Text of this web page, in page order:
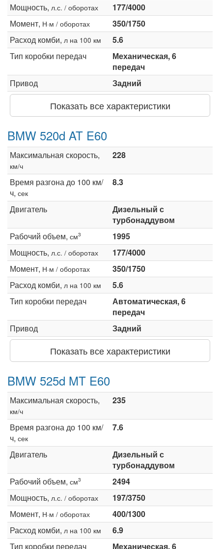
Мощность, л.с. / оборотах
177/4000
Момент, Н·м / оборотах
350/1750
Расход комби, л на 100 км
5.6
Тип коробки передач
Механическая, 6
передач
Привод
Задний
Показать все характеристики
BMW 520d AT E60
Максимальная скорость,
км/ч
228
Время разгона до 100 км/
ч, сек
8.3
Двигатель
Дизельный с
турбонаддувом
Рабочий объем, см3
1995
Мощность, л.с. / оборотах
177/4000
Момент, Н·м / оборотах
350/1750
Расход комби, л на 100 км
5.6
Тип коробки передач
Автоматическая, 6
передач
Привод
Задний
Показать все характеристики
BMW 525d MT E60
Максимальная скорость,
км/ч
235
Время разгона до 100 км/
ч, сек
7.6
Двигатель
Дизельный с
турбонаддувом
Рабочий объем, см3
2494
Мощность, л.с. / оборотах
197/3750
Момент, Н·м / оборотах
400/1300
Расход комби, л на 100 км
6.9
Тип коробки передач
Механическая, 6